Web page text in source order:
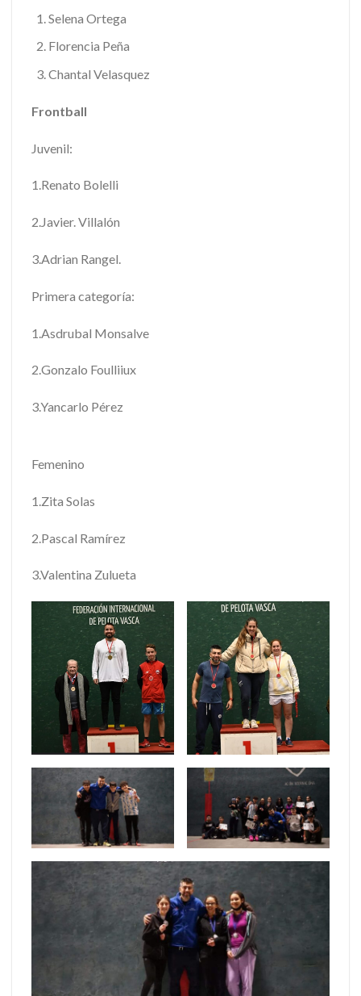
Selena Ortega
Florencia Peña
Chantal Velasquez
Frontball
Juvenil:
1.Renato Bolelli
2.Javier. Villalón
3.Adrian Rangel.
Primera categoría:
1.Asdrubal Monsalve
2.Gonzalo Foulliiux
3.Yancarlo Pérez
Femenino
1.Zita Solas
2.Pascal Ramírez
3.Valentina Zulueta